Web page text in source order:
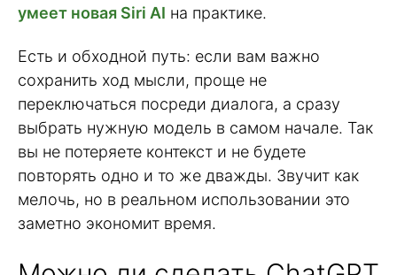
умеет новая Siri AI на практике.
Есть и обходной путь: если вам важно
сохранить ход мысли, проще не
переключаться посреди диалога, а сразу
выбрать нужную модель в самом начале. Так
вы не потеряете контекст и не будете
повторять одно и то же дважды. Звучит как
мелочь, но в реальном использовании это
заметно экономит время.